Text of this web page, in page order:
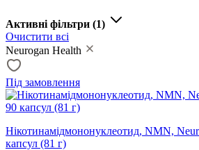
Активні фільтри (1)
Очистити всі
Neurogan Health
Під замовлення
Нікотинамідмононуклеотид, NMN,
капсул (81 г)